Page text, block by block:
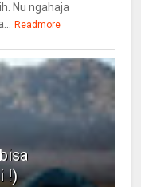
Nu ngahaja
Readmore
!)